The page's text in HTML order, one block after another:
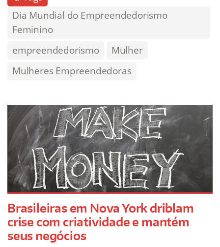
Dia Mundial do Empreendedorismo
Feminino
empreendedorismo
Mulher
Mulheres Empreendedoras
Brasileiras em Nova York driblam
crise com criatividade e mantém
seus negócios